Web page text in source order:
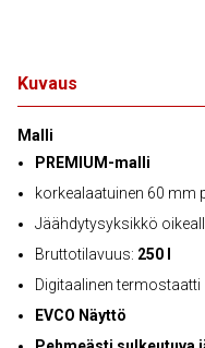
Kuvaus
Malli
PREMIUM-malli
korkealaatuinen 60 mm
Jäähdytysyksikkö
Bruttotilavuus: 250 l
Digitaalinen termostaatti
EVCO Näyttö